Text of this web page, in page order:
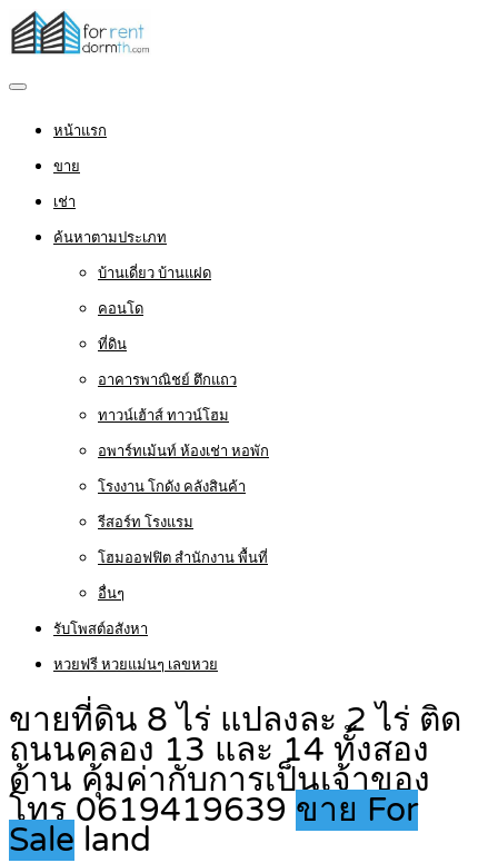
หน้าแรก
ขาย
เช่า
ค้นหาตามประเภท
บ้านเดี่ยว บ้านแฝด
คอนโด
ที่ดิน
อาคารพาณิชย์ ตึกแถว
ทาวน์เฮ้าส์ ทาวน์โฮม
อพาร์ทเม้นท์ ห้องเช่า หอพัก
โรงงาน โกดัง คลังสินค้า
รีสอร์ท โรงแรม
โฮมออฟฟิต สำนักงาน พื้นที่
อื่นๆ
รับโพสต์อสังหา
หวยฟรี หวยแม่นๆ เลขหวย
ขายที่ดิน 8 ไร่ แปลงละ 2 ไร่ ติด
ถนนคลอง 13 และ 14 ทั้งสอง
ด้าน คุ้มค่ากับการเป็นเจ้าของ
โทร 0619419639 ขาย For
Sale land